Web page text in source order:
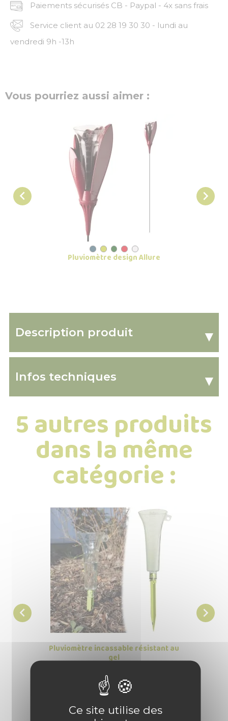
Paiements sécurisés CB - Paypal - 4x sans frais
Service client au 02 28 19 30 30 - lundi au
vendredi 9h -13h
Vous pourriez aussi aimer :

Pluviomètre design Allure

Description produit ▾
Infos techniques ▾
5 autres produits
dans la même
catégorie :

Pluviomètre incassable résistant au
gel
Prix
6,95 € 

Ce site utilise des